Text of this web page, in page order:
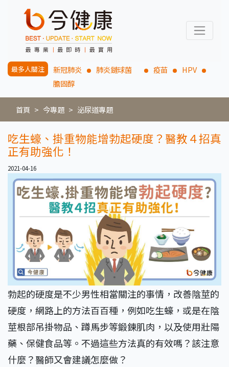
最多人關注 新冠肺炎 肺炎鏈球菌 疫苗
HPV
膽固醇
首頁 今專題 泌尿道專題
吃生蠔、掛重物能增勃起硬度？醫教４招真
正有助強化！
2021-04-16
勃起的硬度是不少男性相當關注的事情，改善陰莖的
硬度，網路上的方法百百種，例如吃生蠔，或是在陰
莖根部吊掛物品、蹲馬步等鍛鍊肌肉，以及使用壯陽
藥、保健食品等。不過這些方法真的有效嗎？該注意
什麼？醫師又會建議怎麼做？